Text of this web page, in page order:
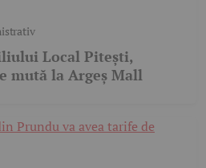
Local Pitești,
mută la Argeș Mall